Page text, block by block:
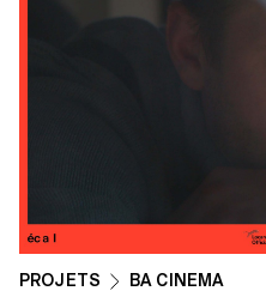
PROJETS BA CINEMA